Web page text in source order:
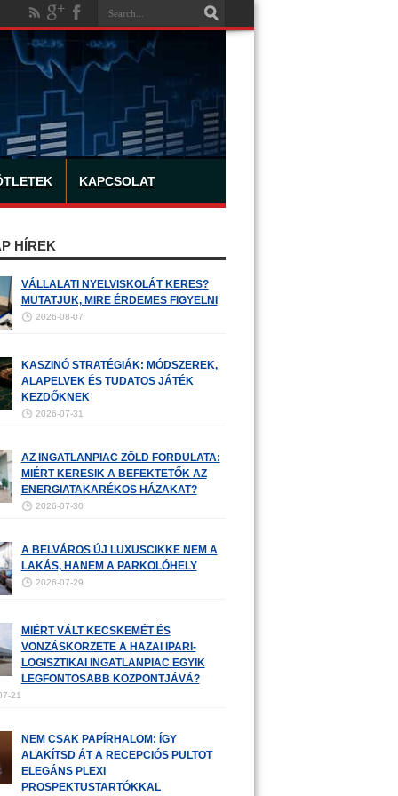
KAPCSOLAT
HÍREK
VÁLLALATI NYELVISKOLÁT KERES?
MUTATJUK, MIRE ÉRDEMES FIGYELNI
2026-08-07
KASZINÓ STRATÉGIÁK: MÓDSZEREK,
ALAPELVEK ÉS TUDATOS JÁTÉK
KEZDŐKNEK
2026-07-31
AZ INGATLANPIAC ZÖLD FORDULATA:
MIÉRT KERESIK A BEFEKTETŐK AZ
ENERGIATAKARÉKOS HÁZAKAT?
2026-07-30
A BELVÁROS ÚJ LUXUSCIKKE NEM A
LAKÁS, HANEM A PARKOLÓHELY
2026-07-29
MIÉRT VÁLT KECSKEMÉT ÉS
VONZÁSKÖRZETE A HAZAI IPARI-
LOGISZTIKAI INGATLANPIAC EGYIK
LEGFONTOSABB KÖZPONTJÁVÁ?
21
NEM CSAK PAPÍRHALOM: ÍGY
ALAKÍTSD ÁT A RECEPCIÓS PULTOT
ELEGÁNS PLEXI
PROSPEKTUSTARTÓKKAL